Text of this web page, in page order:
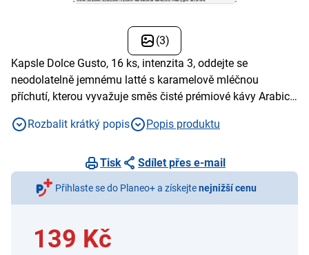
(3)
Kapsle Dolce Gusto, 16 ks, intenzita 3, oddejte se
neodolatelně jemnému latté s karamelově mléčnou
příchutí, kterou vyvažuje směs čisté prémiové kávy Arabica
Rozbalit krátký popis
Popis produktu
Tisk Sdílet přes e-mail
Přihlaste se do Planeo+ a získejtenejnižší cenu
139 Kč